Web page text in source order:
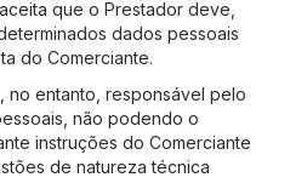
que o Prestador deve,
dados pessoais
do Comerciante.
no entanto, responsável pelo
não podendo o
instruções do Comerciante
de natureza técnica